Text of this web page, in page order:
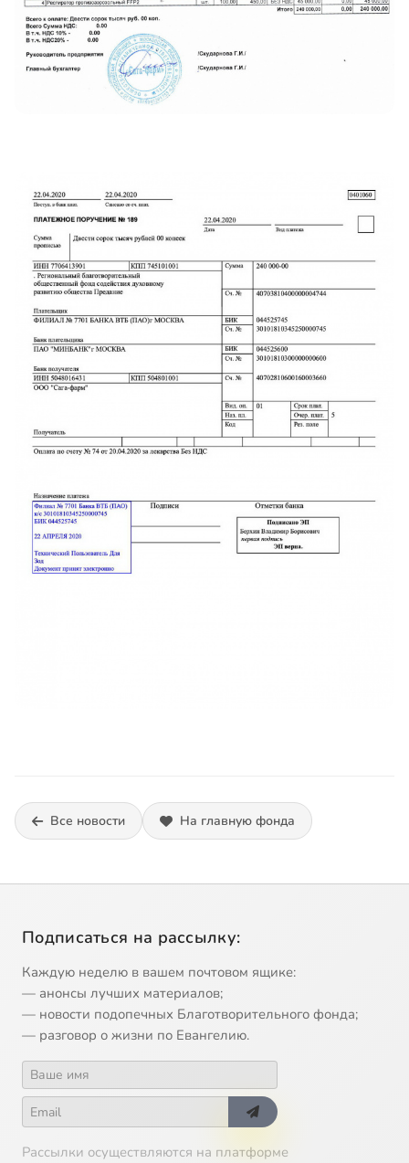
Все новости На главную фонда
Подписаться на рассылку:
Каждую неделю в вашем почтовом ящике:
— анонсы лучших материалов;
— новости подопечных Благотворительного фонда;
— разговор о жизни по Евангелию.
Рассылки осуществляются на платформе